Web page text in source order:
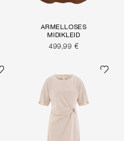
ÄRMELLOSES
MIDIKLEID
499,99 €